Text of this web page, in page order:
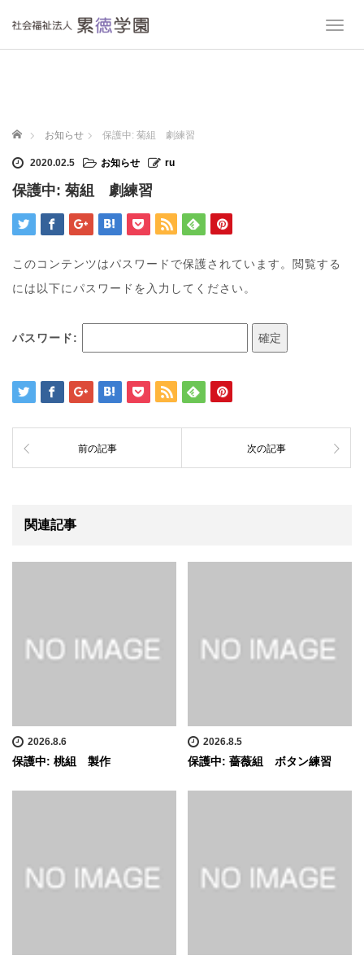
T
n
ホーム お知らせ 保護中: 菊組 劇練習
2020.02.5 お知らせ ru
保護中: 菊組 劇練習
このコンテンツはパスワードで保護されています。閲覧する
には以下にパスワードを入力してください。
パスワード:
前の記事 次の記事
関連記事
2026.8.6
保護中: 桃組 製作
2026.8.5
保護中: 薔薇組 ボタン練習